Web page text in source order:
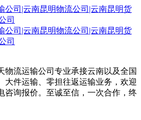
物流运输公司专业承接云南以及全国
大件运输、零担往返运输业务，欢迎
咨询报价。至诚至信，一次合作，终